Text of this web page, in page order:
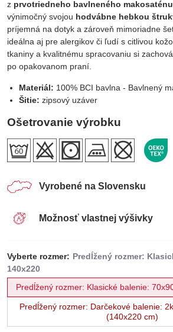
z prvotriedneho bavlneného
výnimočný svojou hodvábne hebkou
príjemná na dotyk a zároveň mimoriadne
ideálna aj pre alergikov či ľudí s citlivou
tkaniny a kvalitnému spracovaniu si
po opakovanom praní.
Materiál: 100% BCI bavlna - Bavlnený
Šitie: zipsový uzáver
Ošetrovanie výrobku
Vyrobené na Slovensku
Možnosť vlastnej výšivky
Vyberte rozmer:
Predĺžený rozmer: Klasické balenie:
Predĺžený rozmer: Darčekové balenie:
(140x220 cm)